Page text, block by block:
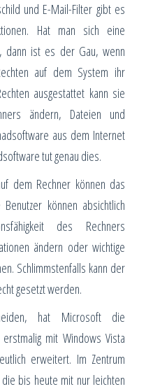
und E-Mail-Filter gibt es
Hat man sich eine
dann ist es der Gau, wenn
auf dem System ihr
ausgestattet kann sie
ändern, Dateien und
aus dem Internet
tut genau dies.
dem Rechner können das
können absichtlich
des Rechners
ändern oder wichtige
Schlimmstenfalls kann der
gesetzt werden.
hat Microsoft die
mit Windows Vista
erweitert. Im Zentrum
bis heute mit nur leichten